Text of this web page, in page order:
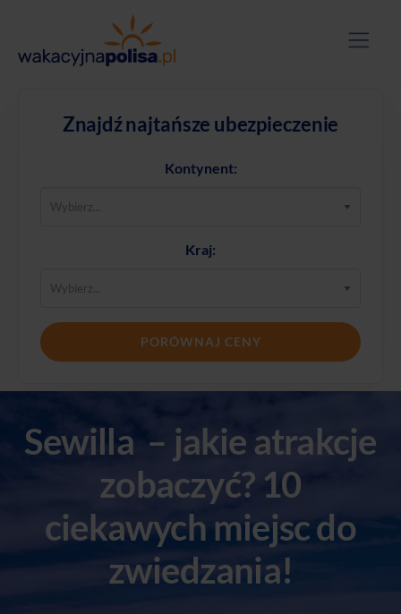
Znajdź najtańsze ubezpieczenie
Kontynent:
Kraj:
PORÓWNAJ CENY
Sewilla – jakie atrakcje
zobaczyć? 10
ciekawych miejsc do
zwiedzania!